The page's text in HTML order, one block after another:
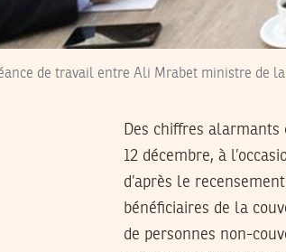
de travail entre Ali Mrabet ministre de
Des chiffres alarmants
12 décembre, à
d’après le
bénéficiaires de la
de personnes non-